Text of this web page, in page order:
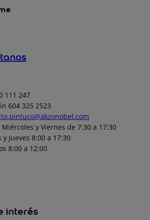
111 247
604 325 2523
Miércoles y Viernes de 7:30 a 17:30
y Jueves 8:00 a 17:30
8:00 a 12:00
interés